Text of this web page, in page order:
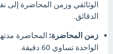
الوثائقي وزمن المحاضرة إلى
الدقائق.
زمن المحاضرة: المحاضرة
الواحدة تساوي 60 دقيقة.